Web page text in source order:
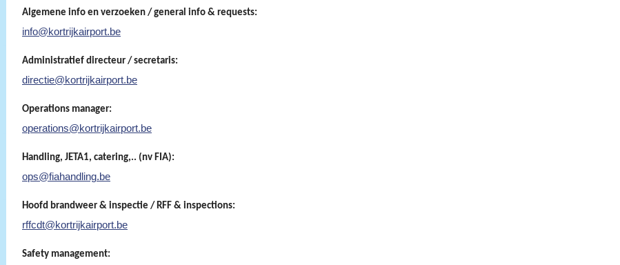
Algemene info en verzoeken / general info & requests:
info@kortrijkairport.be
Administratief directeur / secretaris:
directie@kortrijkairport.be
Operations manager:
operations@kortrijkairport.be
Handling, JETA1, catering,.. (nv FIA):
ops@fiahandling.be
Hoofd brandweer & inspectie / RFF & inspections:
rffcdt@kortrijkairport.be
Safety management: